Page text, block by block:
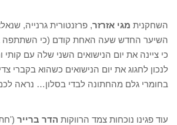
השחקנית מגי אזרזר, פרזנטורית גרנייה,
השיער החדש שעה האחת קודם (כי השתתפה
כי ציינה את יום הנישואים השני שלה עם
לנכון לחגוג את יום הנישואים כשהוא בקברי
בחומרי גלם מהחתונה לבדי בסלון… נראה
עוד פגינו נוכחות צמד הרווקות הדר ברייר